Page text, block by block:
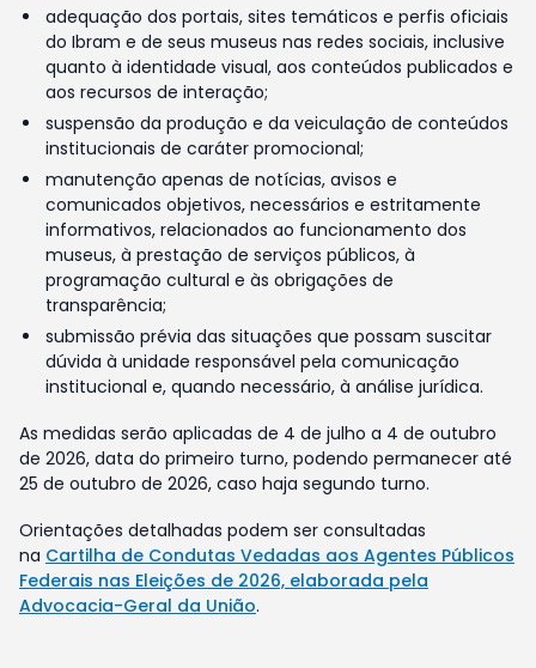
adequação dos portais, sites temáticos e perfis oficiais
do Ibram e de seus museus nas redes sociais, inclusive
quanto à identidade visual, aos conteúdos publicados e
aos recursos de interação;
suspensão da produção e da veiculação de conteúdos
institucionais de caráter promocional;
manutenção apenas de notícias, avisos e
comunicados objetivos, necessários e estritamente
informativos, relacionados ao funcionamento dos
museus, à prestação de serviços públicos, à
programação cultural e às obrigações de
transparência;
submissão prévia das situações que possam suscitar
dúvida à unidade responsável pela comunicação
institucional e, quando necessário, à análise jurídica.
As medidas serão aplicadas de 4 de julho a 4 de outubro
de 2026, data do primeiro turno, podendo permanecer até
25 de outubro de 2026, caso haja segundo turno.
Orientações detalhadas podem ser consultadas
na Cartilha de Condutas Vedadas aos Agentes Públicos
Federais nas Eleições de 2026, elaborada pela
Advocacia-Geral da União.